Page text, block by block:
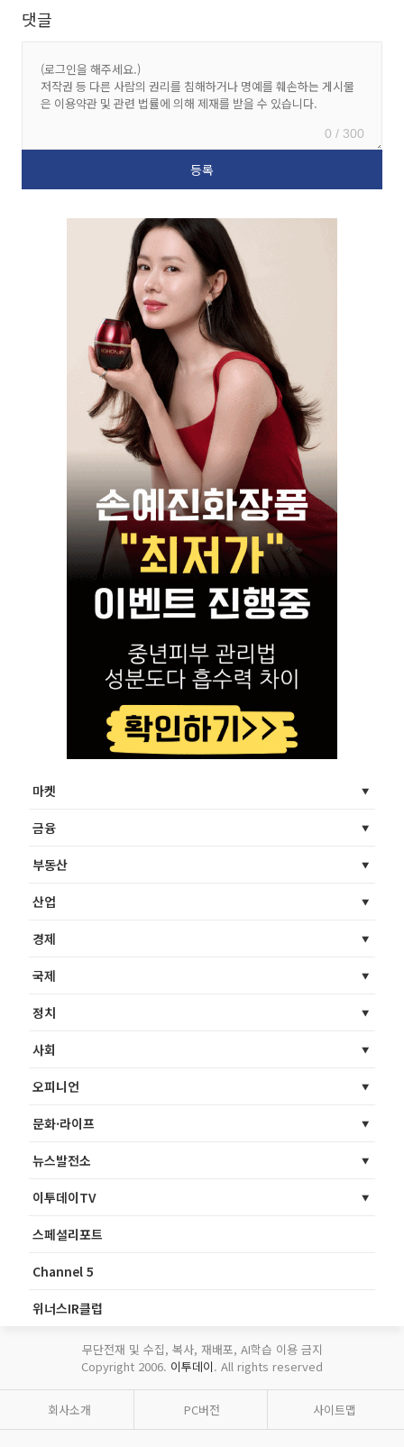
댓글
0 / 300
마켓
금융
부동산
산업
경제
국제
정치
사회
오피니언
문화·라이프
뉴스발전소
이투데이TV
스페셜리포트
Channel 5
위너스IR클럽
무단전재 및 수집, 복사, 재배포, AI학습 이용 금지
Copyright 2006. 이투데이. All rights reserved
회사소개 PC버전 사이트맵